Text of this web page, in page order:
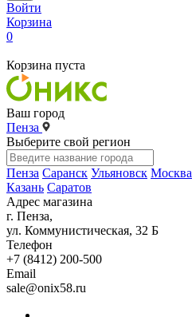
Войти
Корзина
0
Корзина пуста
Ваш город
Пенза
Выберите свой регион
Пенза Саранск Ульяновск Москва
Казань Саратов
Адрес магазина
г. Пенза,
ул. Коммунистическая, 32 Б
Телефон
+7 (8412) 200-500
Email
sale@onix58.ru